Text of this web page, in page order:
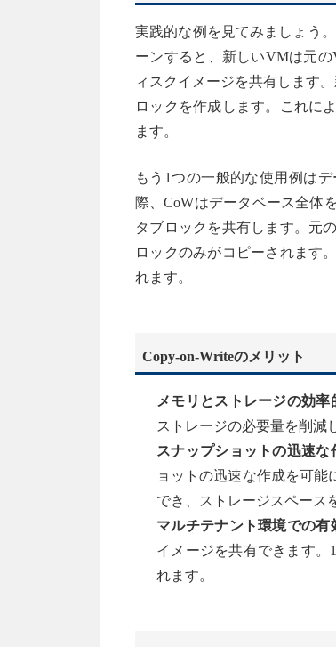
実践的な例を見てみましょう
ーンすると、新しいVMは元
ィスクイメージを共有します
ロックを作成します。これに
ます。
もう1つの一般的な使用例は
際、CoWはデータベース全体
タブロックを共有します。元
ロックのみがコピーされます
れます。
Copy-on-Writeのメリット
メモリとストレージの効率
ストレージの必要量を削減
スナップショットの迅速な
ョットの迅速な作成を可
でき、ストレージスペース
マルチテナント環境での有
イメージを共有できます
れます。